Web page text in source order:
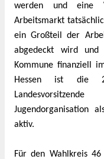
werden und eine
Arbeitsmarkt
ein Großteil der
abgedeckt wird und
Kommune finanziell
Hessen ist die
Jugendorganisation
aktiv.
Für den Wahlkreis